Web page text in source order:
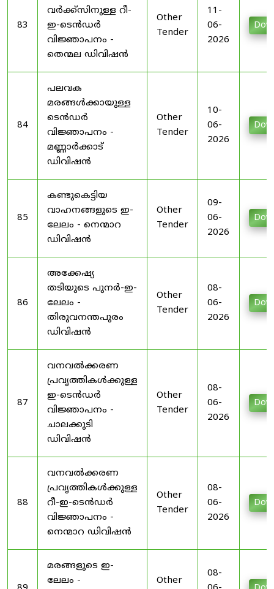
83
വർക്ക്സിനുള്ള റീ-
ഇ-ടെൻഡർ
വിജ്ഞാപനം -
തെന്മല ഡിവിഷൻ
Other
Tender
11-
06-
2026
84
പലവക
മരങ്ങൾക്കായുള്ള
ടെൻഡർ
വിജ്ഞാപനം -
മണ്ണാർക്കാട്
ഡിവിഷൻ
Other
Tender
10-
06-
2026
85
കണ്ടുകെട്ടിയ
വാഹനങ്ങളുടെ ഇ-
ലേലം - നെന്മാറ
ഡിവിഷൻ
Other
Tender
09-
06-
2026
86
അക്കേഷ്യ
തടിയുടെ പുനർ-ഇ-
ലേലം -
തിരുവനന്തപുരം
ഡിവിഷൻ
Other
Tender
08-
06-
2026
87
വനവൽക്കരണ
പ്രവൃത്തികൾക്കുള്ള
ഇ-ടെൻഡർ
വിജ്ഞാപനം -
ചാലക്കുടി
ഡിവിഷൻ
Other
Tender
08-
06-
2026
88
വനവൽക്കരണ
പ്രവൃത്തികൾക്കുള്ള
റീ-ഇ-ടെൻഡർ
വിജ്ഞാപനം -
നെന്മാറ ഡിവിഷൻ
Other
Tender
08-
06-
2026
മരങ്ങളുടെ ഇ-
ലേലം -
Other
08-